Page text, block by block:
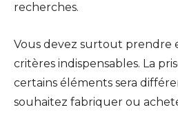
recherches.
Vous devez surtout prendre
critères indispensables. La
certains éléments sera
souhaitez fabriquer ou